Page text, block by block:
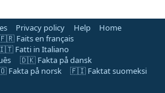
Privacy policy Help
Home
Faits en français
Fatti in Italiano
🇩🇰 Fakta på dansk
Fakta på norsk
🇫🇮 Faktat suomeksi